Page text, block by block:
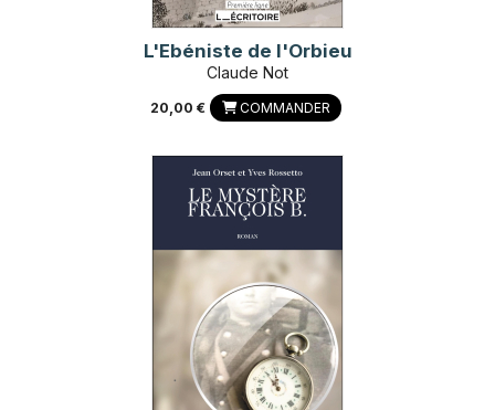
L'Ebéniste de l'Orbieu
Claude Not
20,00 € COMMANDER